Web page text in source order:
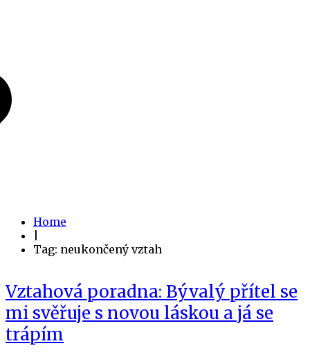
Home
Tag: neukončený vztah
Vztahová poradna: Bývalý přítel se
mi svěřuje s novou láskou a já se
trápím